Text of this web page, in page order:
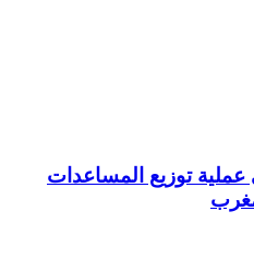
توزيع المساعدات